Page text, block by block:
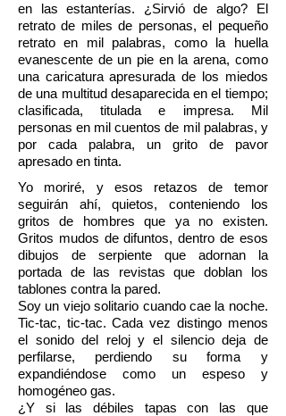
en las estanterías. ¿Sirvió de algo? El
retrato de miles de personas, el pequeño
retrato en mil palabras, como la huella
evanescente de un pie en la arena, como
una caricatura apresurada de los miedos
de una multitud desaparecida en el tiempo;
clasificada, titulada e impresa. Mil
personas en mil cuentos de mil palabras, y
por cada palabra, un grito de pavor
apresado en tinta.
Yo moriré, y esos retazos de temor
seguirán ahí, quietos, conteniendo los
gritos de hombres que ya no existen.
Gritos mudos de difuntos, dentro de esos
dibujos de serpiente que adornan la
portada de las revistas que doblan los
tablones contra la pared.
Soy un viejo solitario cuando cae la noche.
Tic-tac, tic-tac. Cada vez distingo menos
el sonido del reloj y el silencio deja de
perfilarse, perdiendo su forma y
expandiéndose como un espeso y
homogéneo gas.
¿Y si las débiles tapas con las que